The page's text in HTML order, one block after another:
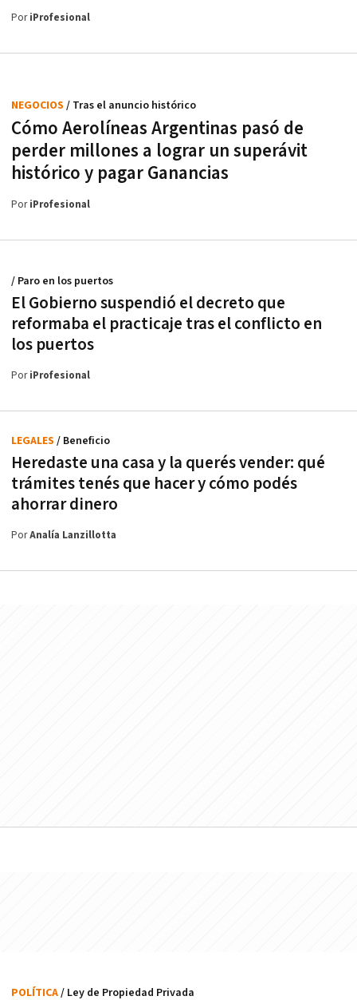
PoriProfesional
Cómo Aerolíneas Argentinas pasó de
perder millones a lograr un superávit
histórico y pagar Ganancias
NEGOCIOS / Tras el anuncio histórico
PoriProfesional
El Gobierno suspendió el decreto que
reformaba el practicaje tras el conflicto en
los puertos
/ Paro en los puertos
PoriProfesional
Heredaste una casa y la querés vender: qué
trámites tenés que hacer y cómo podés
ahorrar dinero
LEGALES / Beneficio
PorAnalía Lanzillotta
POLÍTICA/ Ley de Propiedad Privada